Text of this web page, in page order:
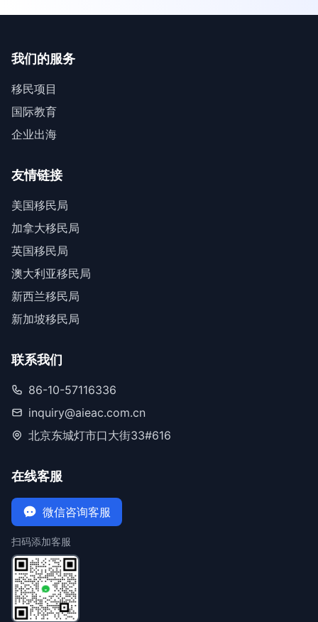
我们的服务
移民项目
国际教育
企业出海
友情链接
美国移民局
加拿大移民局
英国移民局
澳大利亚移民局
新西兰移民局
新加坡移民局
联系我们
86-10-57116336
inquiry@aieac.com.cn
北京东城灯市口大街33#616
在线客服
微信咨询客服
扫码添加客服